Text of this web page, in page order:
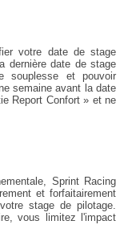
votre date de stage
dernière date de stage
souplesse et pouvoir
semaine avant la date
Report Confort » et ne
Sprint Racing
et forfaitairement
stage de pilotage.
vous limitez l'impact